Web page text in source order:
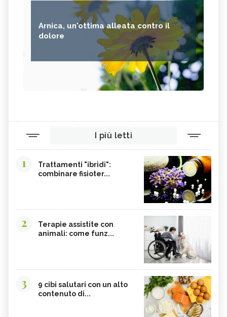
Arnica, un'ottima alleata contro il
dolore
I più letti
1
Trattamenti "ibridi":
combinare fisioter...
2
Terapie assistite con
animali: come funz...
3
9 cibi salutari con un alto
contenuto di...